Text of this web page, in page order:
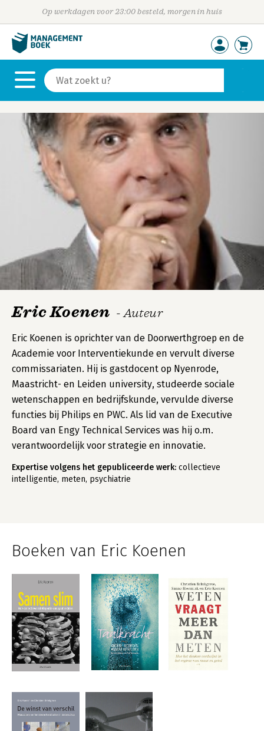
Op werkdagen voor 23:00 besteld, morgen in huis
Eric Koenen - Auteur
Eric Koenen is oprichter van de Doorwerthgroep en de
Academie voor Interventiekunde en vervult diverse
commissariaten. Hij is gastdocent op Nyenrode,
Maastricht- en Leiden university, studeerde sociale
wetenschappen en bedrijfskunde, vervulde diverse
functies bij Philips en PWC. Als lid van de Executive
Board van Engy Technical Services was hij o.m.
verantwoordelijk voor strategie en innovatie.
Expertise volgens het gepubliceerde werk: collectieve
intelligentie, meten, psychiatrie
Boeken van Eric Koenen